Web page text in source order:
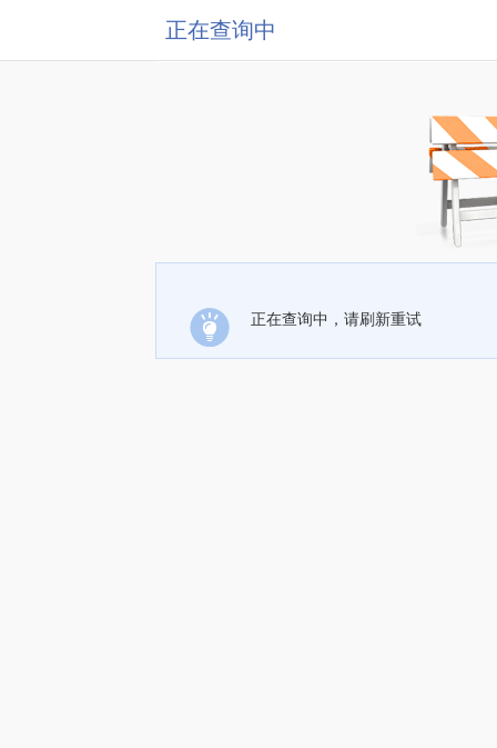
正在查询中
正在查询中，请刷新重试